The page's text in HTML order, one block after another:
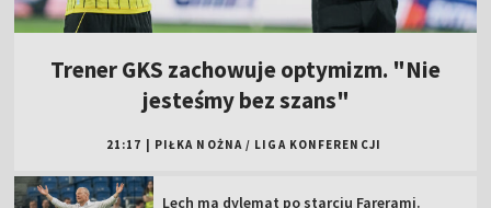
Trener GKS zachowuje optymizm. "Nie
jesteśmy bez szans"
21:17 PIŁKA NOŻNA / LIGA KONFERENCJI
Lech ma dylemat po starciu Farerami.